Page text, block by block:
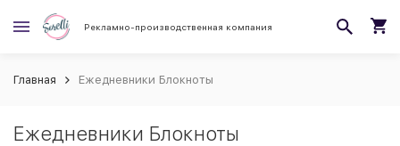
Рекламно-производственная компания
Главная Ежедневники Блокноты
Ежедневники Блокноты